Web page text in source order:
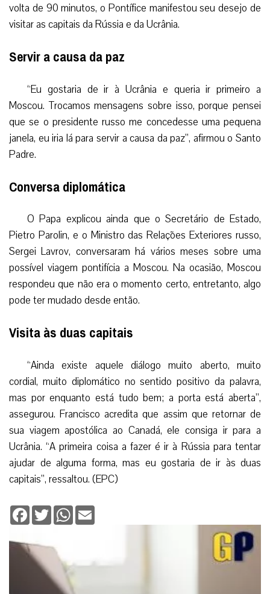
volta de 90 minutos, o Pontífice manifestou seu desejo de
visitar as capitais da Rússia e da Ucrânia.
Servir a causa da paz
“Eu gostaria de ir à Ucrânia e queria ir primeiro a
Moscou. Trocamos mensagens sobre isso, porque pensei
que se o presidente russo me concedesse uma pequena
janela, eu iria lá para servir a causa da paz”, afirmou o Santo
Padre.
Conversa diplomática
O Papa explicou ainda que o Secretário de Estado,
Pietro Parolin, e o Ministro das Relações Exteriores russo,
Sergei Lavrov, conversaram há vários meses sobre uma
possível viagem pontifícia a Moscou. Na ocasião, Moscou
respondeu que não era o momento certo, entretanto, algo
pode ter mudado desde então.
Visita às duas capitais
“Ainda existe aquele diálogo muito aberto, muito
cordial, muito diplomático no sentido positivo da palavra,
mas por enquanto está tudo bem; a porta está aberta”,
assegurou. Francisco acredita que assim que retornar de
sua viagem apostólica ao Canadá, ele consiga ir para a
Ucrânia. “A primeira coisa a fazer é ir à Rússia para tentar
ajudar de alguma forma, mas eu gostaria de ir às duas
capitais”, ressaltou. (EPC)
Facebook
TwitterWhatsApp